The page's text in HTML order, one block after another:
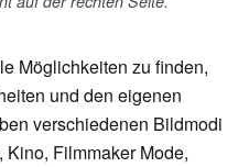
Möglichkeiten zu finden,
und den eigenen
verschiedenen Bildmodi
Filmmaker Mode,